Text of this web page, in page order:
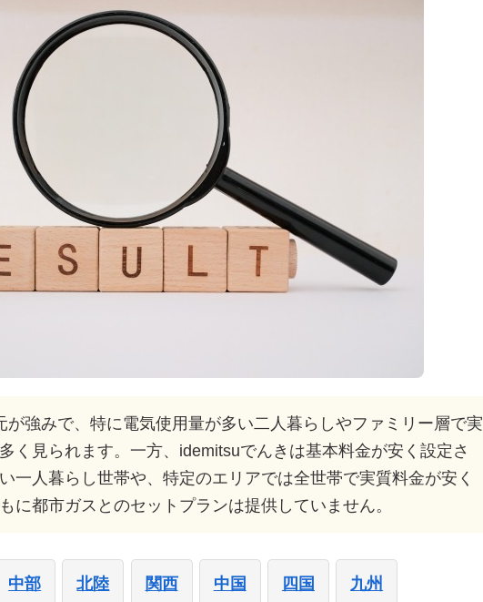
が強みで、特に電気使用量が多い二人暮らしやファミリー層で実
く見られます。一方、idemitsuでんきは基本料金が安く設定さ
一人暮らし世帯や、特定のエリアでは全世帯で実質料金が安く
に都市ガスとのセットプランは提供していません。
中部 北陸 関西 中国 四国 九州